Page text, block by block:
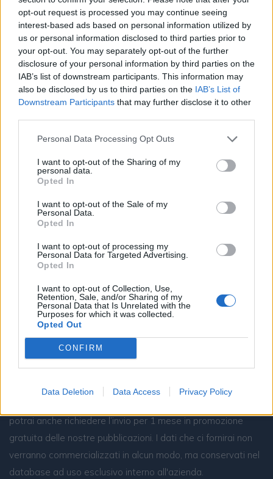
opt-out request is processed you may continue seeing
interest-based ads based on personal information utilized by
us or personal information disclosed to third parties prior to
your opt-out. You may separately opt-out of the further
disclosure of your personal information by third parties on the
IAB’s list of downstream participants. This information may
also be disclosed by us to third parties on the IAB’s List of
Downstream Participants that may further disclose it to other
Personal Data Processing Opt Outs
I want to opt-out of the Sharing of my
personal data.
Opted In
I want to opt-out of the Sale of my
Personal Data.
Opted In
I want to opt-out of processing my
Personal Data for Targeted Advertising.
Opted In
I want to opt-out of Collection, Use,
Retention, Sale, and/or Sharing of my
Personal Data that Is Unrelated with the
Purposes for which it was collected.
Opted Out
CONFIRM
Data Deletion Data Access Privacy Policy
Altri magazine che potrebbero piacerti
Resta connesso
potrai anche richiedere l’invio per 1 mese in promozione
gratuita delle nostre pubblicazioni. I dati che ci fornirai non
verranno commercializzati in alcun modo, ma conservati nel
database ad uso esclusivo interno all'azienda.